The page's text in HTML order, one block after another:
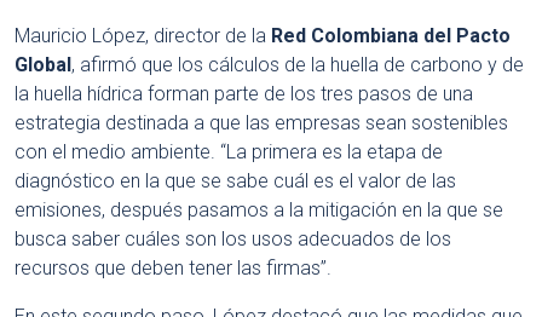
Mauricio López, director de la Red Colombiana del Pacto
Global, afirmó que los cálculos de la huella de carbono y de
la huella hídrica forman parte de los tres pasos de una
estrategia destinada a que las empresas sean sostenibles
con el medio ambiente. “La primera es la etapa de
diagnóstico en la que se sabe cuál es el valor de las
emisiones, después pasamos a la mitigación en la que se
busca saber cuáles son los usos adecuados de los
recursos que deben tener las firmas”.